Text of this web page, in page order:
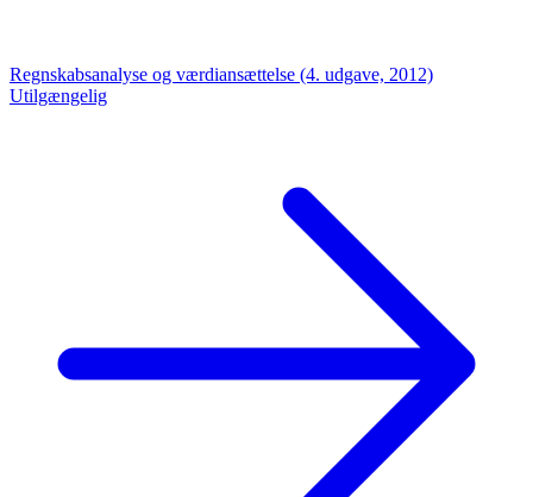
Regnskabsanalyse og værdiansættelse (4. udgave, 2012)
Utilgængelig